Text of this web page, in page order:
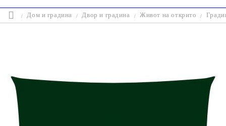
Дом и градина Двор и градина Живот на открито